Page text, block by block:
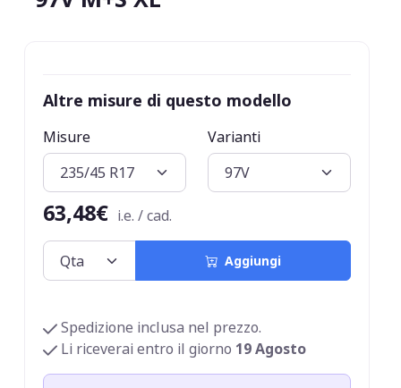
Altre misure di questo modello
Misure Varianti
63,48€ i.e. / cad.
Aggiungi
Spedizione inclusa nel prezzo.
Li riceverai entro il giorno 19 Agosto